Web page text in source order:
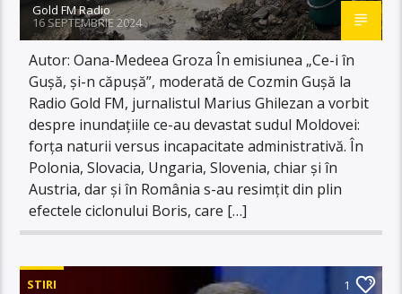
Gold FM Radio
16 SEPTEMBRIE 2024
Autor: Oana-Medeea Groza În emisiunea „Ce-i în
Gușă, și-n căpușă”, moderată de Cozmin Gușă la
Radio Gold FM, jurnalistul Marius Ghilezan a vorbit
despre inundațiile ce-au devastat sudul Moldovei:
forța naturii versus incapacitate administrativă. În
Polonia, Slovacia, Ungaria, Slovenia, chiar și în
Austria, dar și în România s-au resimțit din plin
efectele ciclonului Boris, care […]
STIRI 1